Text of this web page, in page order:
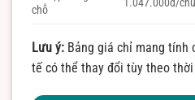
chỗ
1.047.000đ/
Lưu ý: Bảng giá chỉ mang tính
tế có thể thay đổi tùy theo